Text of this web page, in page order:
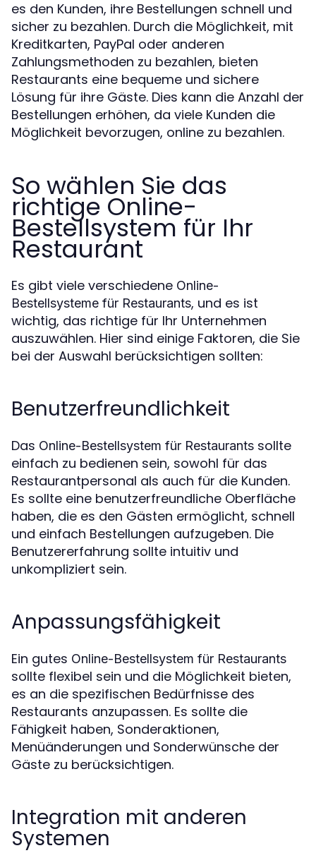
es den Kunden, ihre Bestellungen schnell und
sicher zu bezahlen. Durch die Möglichkeit, mit
Kreditkarten, PayPal oder anderen
Zahlungsmethoden zu bezahlen, bieten
Restaurants eine bequeme und sichere
Lösung für ihre Gäste. Dies kann die Anzahl der
Bestellungen erhöhen, da viele Kunden die
Möglichkeit bevorzugen, online zu bezahlen.
So wählen Sie das
richtige Online-
Bestellsystem für Ihr
Restaurant
Es gibt viele verschiedene Online-
Bestellsysteme für Restaurants, und es ist
wichtig, das richtige für Ihr Unternehmen
auszuwählen. Hier sind einige Faktoren, die Sie
bei der Auswahl berücksichtigen sollten:
Benutzerfreundlichkeit
Das Online-Bestellsystem für Restaurants sollte
einfach zu bedienen sein, sowohl für das
Restaurantpersonal als auch für die Kunden.
Es sollte eine benutzerfreundliche Oberfläche
haben, die es den Gästen ermöglicht, schnell
und einfach Bestellungen aufzugeben. Die
Benutzererfahrung sollte intuitiv und
unkompliziert sein.
Anpassungsfähigkeit
Ein gutes Online-Bestellsystem für Restaurants
sollte flexibel sein und die Möglichkeit bieten,
es an die spezifischen Bedürfnisse des
Restaurants anzupassen. Es sollte die
Fähigkeit haben, Sonderaktionen,
Menüänderungen und Sonderwünsche der
Gäste zu berücksichtigen.
Integration mit anderen
Systemen